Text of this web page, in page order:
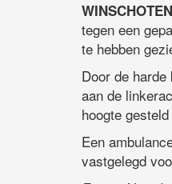
WINSCHOTEN
tegen een
te hebben
Door de
aan de
hoogte
Een
vastgelegd